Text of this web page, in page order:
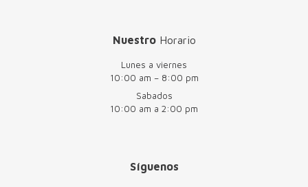
NuestroHorario
Lunes a viernes
10:00 am – 8:00 pm
Sabados
10:00 am a 2:00 pm
Síguenos